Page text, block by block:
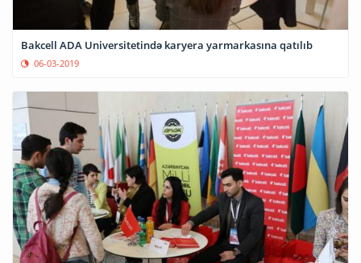
Bakcell ADA Universitetində karyera yarmarkasına qatılıb
06-03-2019